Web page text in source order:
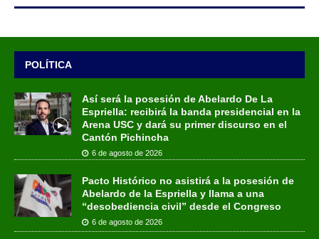
POLÍTICA
Así será la posesión de Abelardo De La
Espriella: recibirá la banda presidencial en la
Arena USC y dará su primer discurso en el
Cantón Pichincha
6 de agosto de 2026
Pacto Histórico no asistirá a la posesión de
Abelardo de la Espriella y llama a una
“desobediencia civil” desde el Congreso
6 de agosto de 2026